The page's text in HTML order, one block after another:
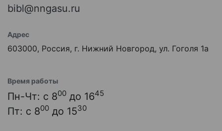
bibl@nngasu.ru
Адрес
603000, Россия, г. Нижний Новгород, ул. Гоголя 1а
Время работы
Пн-Чт: с 800 до 1645
Пт: с 800 до 1530